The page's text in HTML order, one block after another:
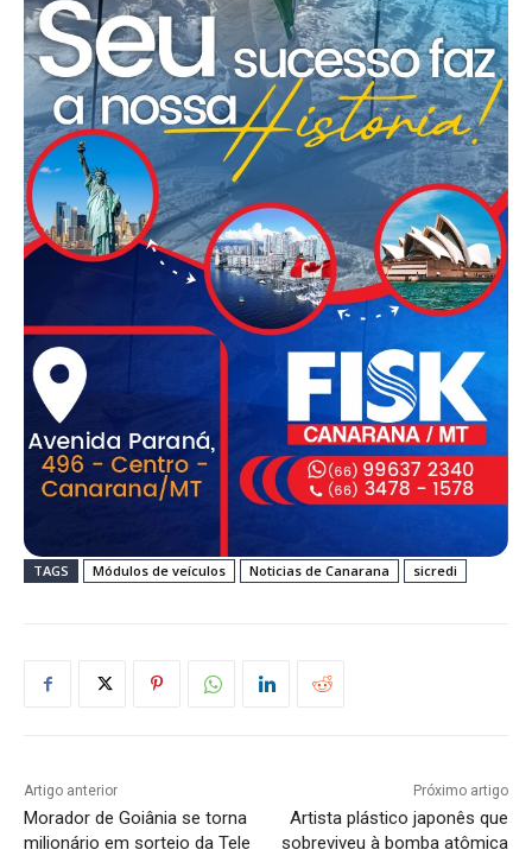
TAGS Módulos de veículos Noticias de Canarana sicredi
Artigo anterior
Morador de Goiânia se torna
milionário em sorteio da Tele
Próximo artigo
Artista plástico japonês que
sobreviveu à bomba atômica